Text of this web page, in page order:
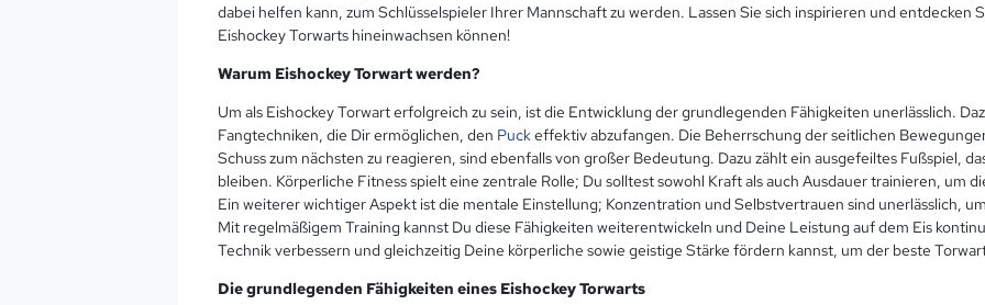
dabei helfen kann, zum Schlüsselspieler Ihrer Mannschaft zu werden. Lassen Sie sich inspirieren und entdecken
Eishockey Torwarts hineinwachsen können!
Warum Eishockey Torwart werden?
Um als Eishockey Torwart erfolgreich zu sein, ist die Entwicklung der grundlegenden Fähigkeiten unerlässlich.
Fangtechniken, die Dir ermöglichen, den Puckeffektiv abzufangen. Die Beherrschung der seitlichen
Schuss zum nächsten zu reagieren, sind ebenfalls von großer Bedeutung. Dazu zählt ein ausgefeiltes Fußspiel,
bleiben. Körperliche Fitness spielt eine zentrale Rolle; Du solltest sowohl Kraft als auch Ausdauer trainieren, um
Ein weiterer wichtiger Aspekt ist die mentale Einstellung; Konzentration und Selbstvertrauen sind unerlässlich,
Mit regelmäßigem Training kannst Du diese Fähigkeiten weiterentwickeln und Deine Leistung auf dem Eis
Technik verbessern und gleichzeitig Deine körperliche sowie geistige Stärke fördern kannst, um der beste
Die grundlegenden Fähigkeiten eines Eishockey Torwarts